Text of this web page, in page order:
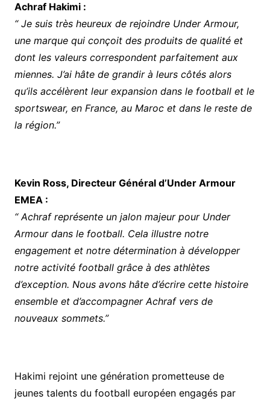
Achraf Hakimi :
“ Je suis très heureux de rejoindre Under Armour,
une marque qui conçoit des produits de qualité et
dont les valeurs correspondent parfaitement aux
miennes. J’ai hâte de grandir à leurs côtés alors
qu’ils accélèrent leur expansion dans le football et le
sportswear, en France, au Maroc et dans le reste de
la région.”
Kevin Ross, Directeur Général d’Under Armour
EMEA :
“ Achraf représente un jalon majeur pour Under
Armour dans le football. Cela illustre notre
engagement et notre détermination à développer
notre activité football grâce à des athlètes
d’exception. Nous avons hâte d’écrire cette histoire
ensemble et d’accompagner Achraf vers de
nouveaux sommets.”
Hakimi rejoint une génération prometteuse de
jeunes talents du football européen engagés par